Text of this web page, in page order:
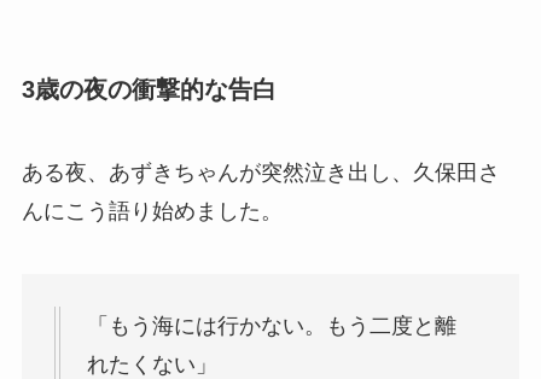
3歳の夜の衝撃的な告白
ある夜、あずきちゃんが突然泣き出し、久保田さ
んにこう語り始めました。
「もう海には行かない。もう二度と離
れたくない」